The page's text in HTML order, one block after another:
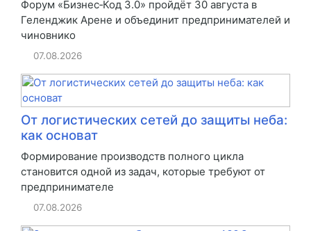
Форум «Бизнес‑Код 3.0» пройдёт 30 августа в
Геленджик Арене и объединит предпринимателей и
чиновнико
07.08.2026
От логистических сетей до защиты неба:
как основат
Формирование производств полного цикла
становится одной из задач, которые требуют от
предпринимателе
07.08.2026